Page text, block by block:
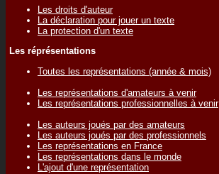
Les droits d'auteur
La déclaration pour jouer un texte
La protection d'un texte
Les réprésentations
Toutes les représentations (année & mois)
Les représentations d'amateurs à venir
Les représentations professionnelles à venir
Les auteurs joués par des amateurs
Les auteurs joués par des professionnels
Les représentations en France
Les représentations dans le monde
L'ajout d'une représentation